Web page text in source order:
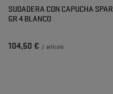
SUDADERA CON CAPUCHA
GR 4 BLANCO
104,50 € / artículo